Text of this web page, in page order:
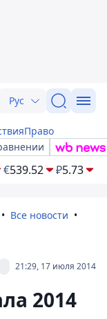
Рус
Право
€539.52 ₽5.73
Все новости
21:29, 17 июля 2014
2014